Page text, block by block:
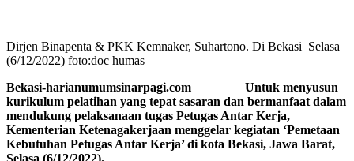
Dirjen Binapenta & PKK Kemnaker, Suhartono. Di Bekasi Selasa
(6/12/2022) foto:doc humas
Bekasi-harianumumsinarpagi.com Untuk menyusun
kurikulum pelatihan yang tepat sasaran dan bermanfaat dalam
mendukung pelaksanaan tugas Petugas Antar Kerja,
Kementerian Ketenagakerjaan menggelar kegiatan ‘Pemetaan
Kebutuhan Petugas Antar Kerja’ di kota Bekasi, Jawa Barat,
Selasa (6/12/2022).